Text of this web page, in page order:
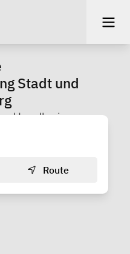
Stadt und
Landkreis
Route